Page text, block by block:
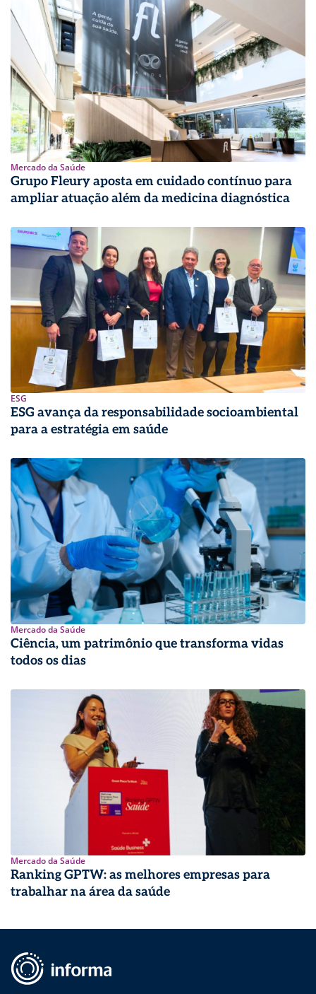
Mercado da Saúde
Grupo Fleury aposta em cuidado contínuo para
ampliar atuação além da medicina diagnóstica
ESG
ESG avança da responsabilidade socioambiental
para a estratégia em saúde
Mercado da Saúde
Ciência, um patrimônio que transforma vidas
todos os dias
Mercado da Saúde
Ranking GPTW: as melhores empresas para
trabalhar na área da saúde